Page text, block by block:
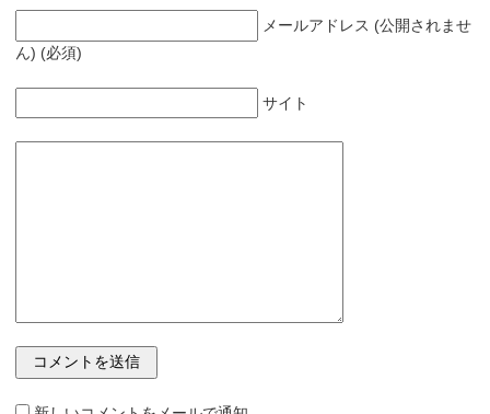
メールアドレス (公開されませ
ん) (必須)
サイト